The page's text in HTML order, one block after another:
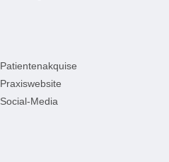
Patientenakquise
Praxiswebsite
Social-Media